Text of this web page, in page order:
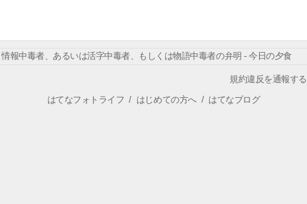
情報中毒者、あるいは活字中毒者、もしくは物語中毒者の弁明 - 今日の夕食
規約違反を通報する
はてなフォトライフ / はじめての方へ/ はてなブログ